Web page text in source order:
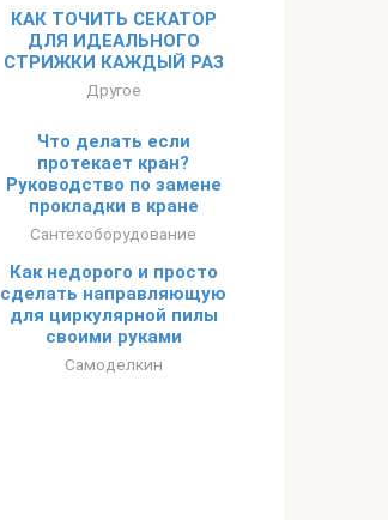
КАК ТОЧИТЬ СЕКАТОР
ДЛЯ ИДЕАЛЬНОГО
СТРИЖКИ КАЖДЫЙ РАЗ
Другое
Что делать если
протекает кран?
Руководство по замене
прокладки в кране
Сантехоборудование
Как недорого и просто
сделать направляющую
для циркулярной пилы
своими руками
Самоделкин